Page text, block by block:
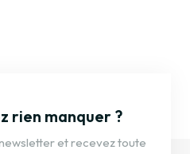
rien manquer ?
et recevez toute